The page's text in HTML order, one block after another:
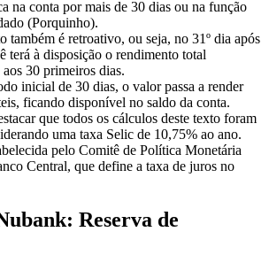
na conta por mais de 30 dias ou na função
(Porquinho).
também é retroativo, ou seja, no 31º dia após
terá à disposição o rendimento total
30 primeiros dias.
inicial de 30 dias, o valor passa a render
ficando disponível no saldo da conta.
que todos os cálculos deste texto foram
uma taxa Selic de 10,75% ao ano.
pelo Comitê de Política Monetária
Central, que define a taxa de juros no
Reserva de